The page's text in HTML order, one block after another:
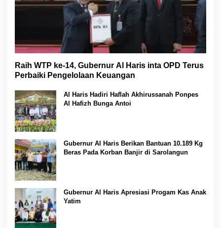
Raih WTP ke-14, Gubernur Al Haris inta OPD Terus
Perbaiki Pengelolaan Keuangan
Al Haris Hadiri Haflah Akhirussanah Ponpes
Al Hafizh Bunga Antoi
Gubernur Al Haris Berikan Bantuan 10.189 Kg
Beras Pada Korban Banjir di Sarolangun
Gubernur Al Haris Apresiasi Progam Kas Anak
Yatim